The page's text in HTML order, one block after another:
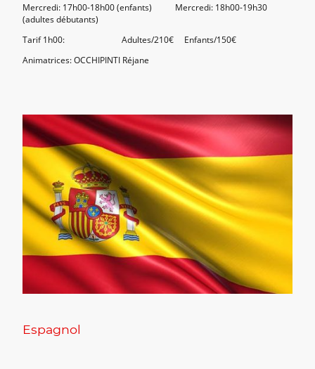
Mercredi: 17h00-18h00 (enfants) Mercredi: 18h00-19h30
(adultes débutants)
Tarif 1h00: Adultes/210€ Enfants/150€
Animatrices: OCCHIPINTI Réjane
Espagnol